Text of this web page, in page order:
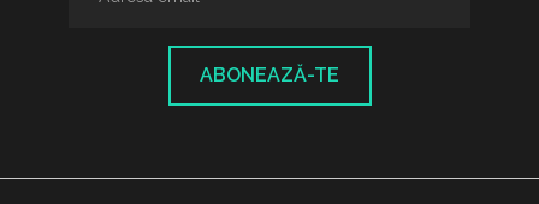
ABONEAZĂ-TE